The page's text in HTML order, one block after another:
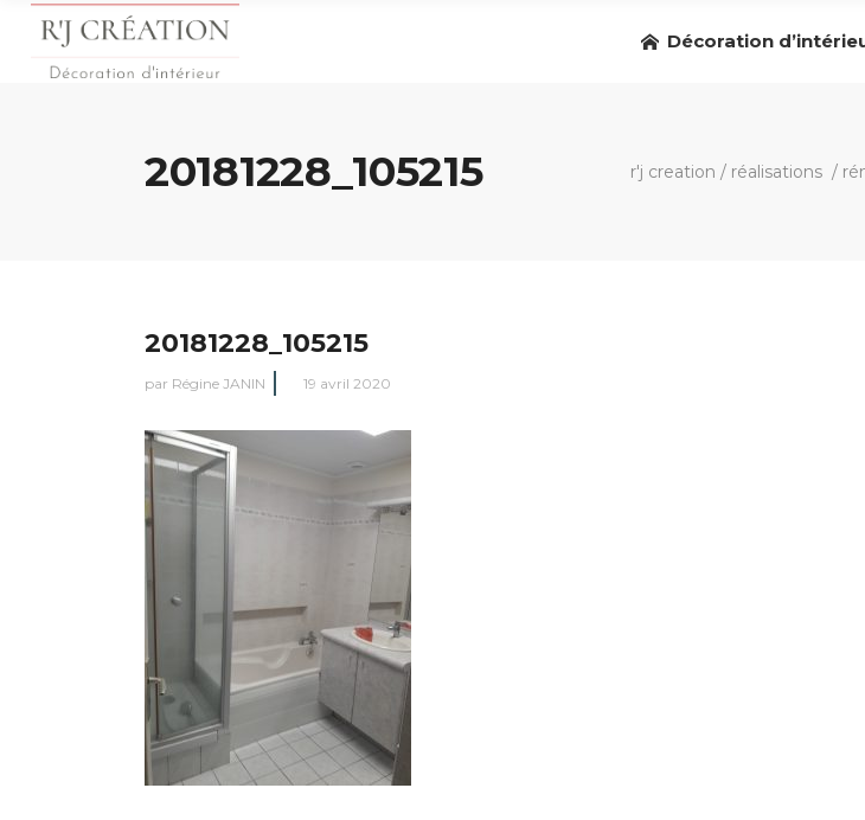
Décoration
20181228_105215 r'j creation / réalisations /
20181228_105215
par Régine JANIN 19 avril 2020